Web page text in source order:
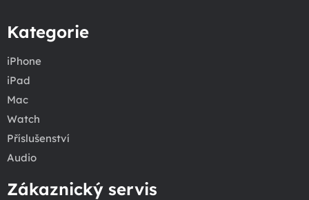
Kategorie
iPhone
iPad
Mac
Watch
Příslušenství
Audio
Zákaznický servis